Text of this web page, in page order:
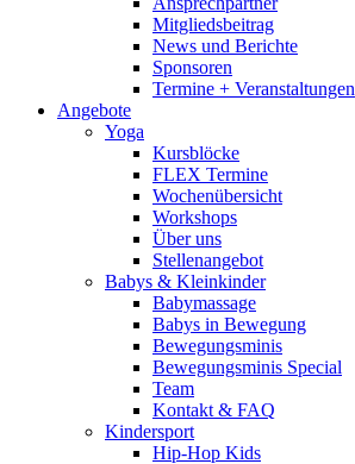
Mitgliedsbeitrag
News und Berichte
Sponsoren
Termine + Veranstaltungen
Angebote
Yoga
Kursblöcke
FLEX Termine
Wochenübersicht
Workshops
Über uns
Stellenangebot
Babys & Kleinkinder
Babymassage
Babys in Bewegung
Bewegungsminis
Bewegungsminis Special
Team
Kontakt & FAQ
Kindersport
Hip-Hop Kids